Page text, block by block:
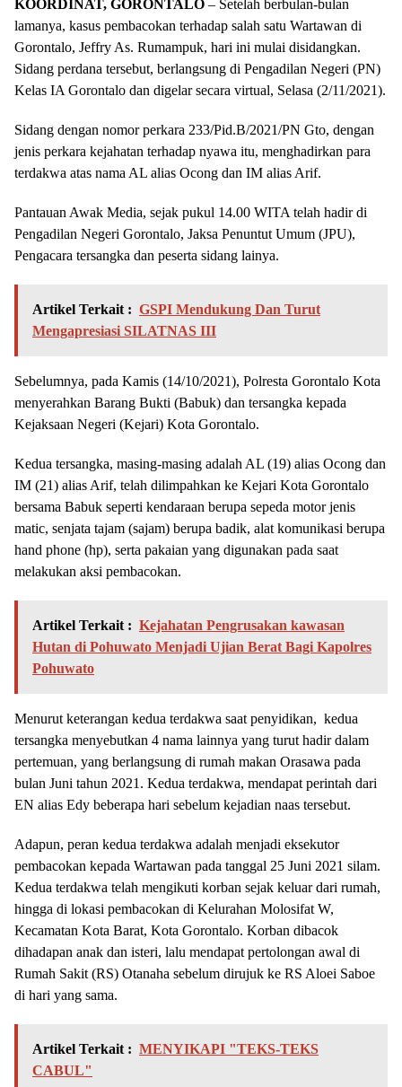
KOORDINAT, GORONTALO – Setelah berbulan-bulan
lamanya, kasus pembacokan terhadap salah satu Wartawan di
Gorontalo, Jeffry As. Rumampuk, hari ini mulai disidangkan.
Sidang perdana tersebut, berlangsung di Pengadilan Negeri (PN)
Kelas IA Gorontalo dan digelar secara virtual, Selasa (2/11/2021).
Sidang dengan nomor perkara 233/Pid.B/2021/PN Gto, dengan
jenis perkara kejahatan terhadap nyawa itu, menghadirkan para
terdakwa atas nama AL alias Ocong dan IM alias Arif.
Pantauan Awak Media, sejak pukul 14.00 WITA telah hadir di
Pengadilan Negeri Gorontalo, Jaksa Penuntut Umum (JPU),
Pengacara tersangka dan peserta sidang lainya.
Artikel Terkait : GSPI Mendukung Dan Turut
Mengapresiasi SILATNAS III
Sebelumnya, pada Kamis (14/10/2021), Polresta Gorontalo Kota
menyerahkan Barang Bukti (Babuk) dan tersangka kepada
Kejaksaan Negeri (Kejari) Kota Gorontalo.
Kedua tersangka, masing-masing adalah AL (19) alias Ocong dan
IM (21) alias Arif, telah dilimpahkan ke Kejari Kota Gorontalo
bersama Babuk seperti kendaraan berupa sepeda motor jenis
matic, senjata tajam (sajam) berupa badik, alat komunikasi berupa
hand phone (hp), serta pakaian yang digunakan pada saat
melakukan aksi pembacokan.
Artikel Terkait : Kejahatan Pengrusakan kawasan
Hutan di Pohuwato Menjadi Ujian Berat Bagi Kapolres
Pohuwato
Menurut keterangan kedua terdakwa saat penyidikan, kedua
tersangka menyebutkan 4 nama lainnya yang turut hadir dalam
pertemuan, yang berlangsung di rumah makan Orasawa pada
bulan Juni tahun 2021. Kedua terdakwa, mendapat perintah dari
EN alias Edy beberapa hari sebelum kejadian naas tersebut.
Adapun, peran kedua terdakwa adalah menjadi eksekutor
pembacokan kepada Wartawan pada tanggal 25 Juni 2021 silam.
Kedua terdakwa telah mengikuti korban sejak keluar dari rumah,
hingga di lokasi pembacokan di Kelurahan Molosifat W,
Kecamatan Kota Barat, Kota Gorontalo. Korban dibacok
dihadapan anak dan isteri, lalu mendapat pertolongan awal di
Rumah Sakit (RS) Otanaha sebelum dirujuk ke RS Aloei Saboe
di hari yang sama.
Artikel Terkait : MENYIKAPI "TEKS-TEKS
CABUL"